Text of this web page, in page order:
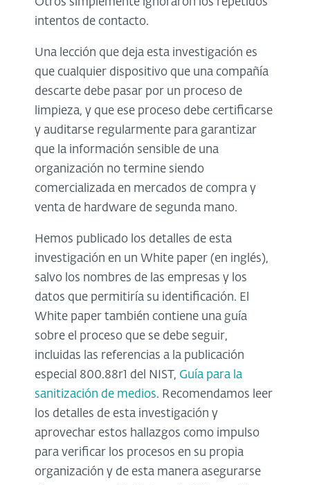
Otros simplemente ignoraron los repetidos
intentos de contacto.
Una lección que deja esta investigación es
que cualquier dispositivo que una compañía
descarte debe pasar por un proceso de
limpieza, y que ese proceso debe certificarse
y auditarse regularmente para garantizar
que la información sensible de una
organización no termine siendo
comercializada en mercados de compra y
venta de hardware de segunda mano.
Hemos publicado los detalles de esta
investigación en un White paper (en inglés),
salvo los nombres de las empresas y los
datos que permitiría su identificación. El
White paper también contiene una guía
sobre el proceso que se debe seguir,
incluidas las referencias a la publicación
especial 800.88r1 del NIST, Guía para la
sanitización de medios. Recomendamos leer
los detalles de esta investigación y
aprovechar estos hallazgos como impulso
para verificar los procesos en su propia
organización y de esta manera asegurarse